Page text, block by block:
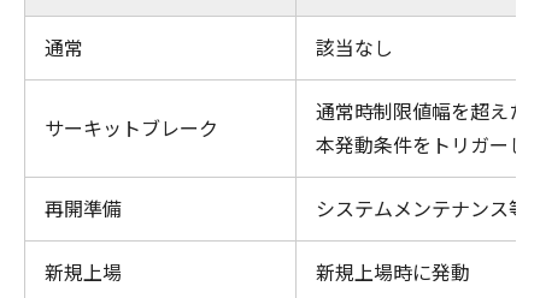
通常 該当なし
サーキットブレーク
通常時制限値幅を超えた
本発動条件をトリガーし
再開準備 システムメンテナンス等
新規上場 新規上場時に発動